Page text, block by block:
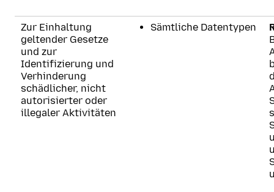
Zur Einhaltung
geltender Gesetze
und zur
Identifizierung und
Verhinderung
schädlicher, nicht
autorisierter oder
illegaler Aktivitäten
Sämtliche Datentypen